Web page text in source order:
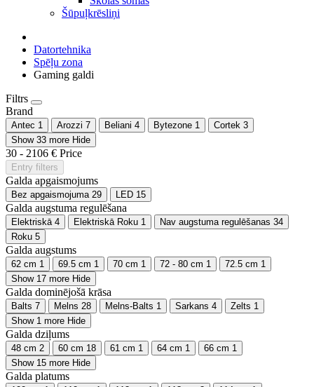
Šūpuļkrēsliņi
Datortehnika
Spēļu zona
Gaming galdi
Filtrs
Brand
Antec 1 Arozzi 7 Beliani 4 Bytezone 1 Cortek 3
Show 33 more Hide
30 - 2106 € Price
Entry filters
Galda apgaismojums
Bez apgaismojuma 29 LED 15
Galda augstuma regulēšana
Elektriskā 4 Elektriskā Roku 1 Nav augstuma regulēšanas 34
Roku 5
Galda augstums
62 cm 1 69.5 cm 1 70 cm 1 72 - 80 cm 1 72.5 cm 1
Show 17 more Hide
Galda dominējošā krāsa
Balts 7 Melns 28 Melns-Balts 1 Sarkans 4 Zelts 1
Show 1 more Hide
Galda dziļums
48 cm 2 60 cm 18 61 cm 1 64 cm 1 66 cm 1
Show 15 more Hide
Galda platums